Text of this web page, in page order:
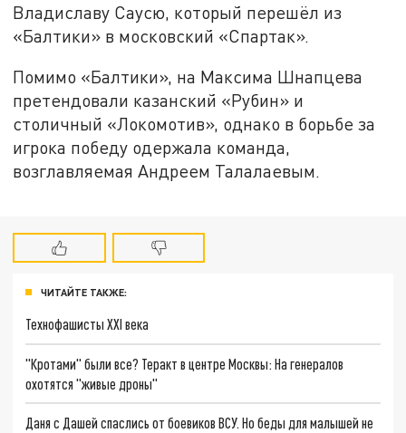
Владиславу Саусю, который перешёл из
«Балтики» в московский «Спартак».
Помимо «Балтики», на Максима Шнапцева
претендовали казанский «Рубин» и
столичный «Локомотив», однако в борьбе за
игрока победу одержала команда,
возглавляемая Андреем Талалаевым.
ЧИТАЙТЕ ТАКЖЕ:
Технофашисты XXI века
"Кротами" были все? Теракт в центре Москвы: На генералов
охотятся "живые дроны"
Даня с Дашей спаслись от боевиков ВСУ. Но беды для малышей не